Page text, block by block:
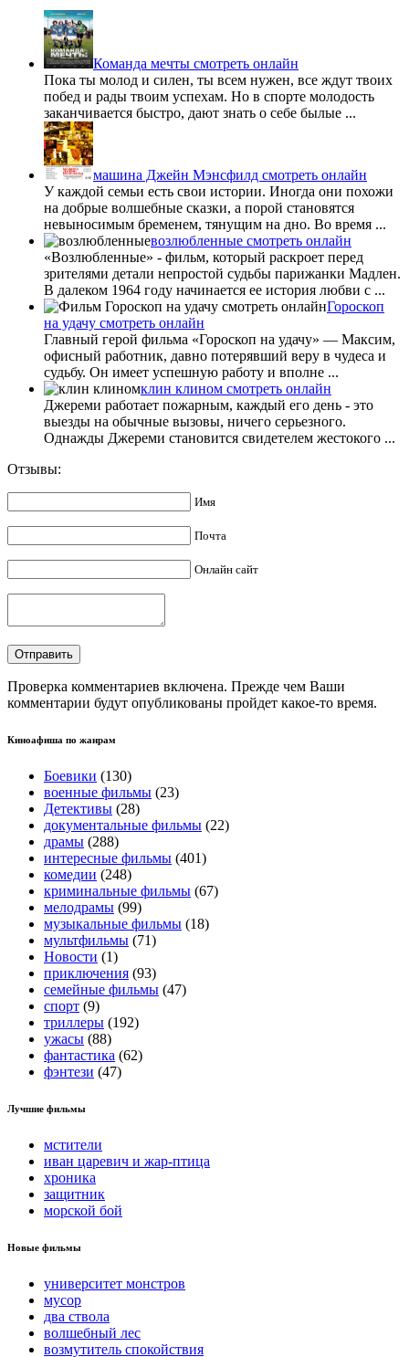
Команда мечты смотреть онлайн
Пока ты молод и силен, ты всем нужен, все ждут твоих
побед и рады твоим успехам. Но в спорте молодость
заканчивается быстро, дают знать о себе былые ...
машина Джейн Мэнсфилд смотреть онлайн
У каждой семьи есть свои истории. Иногда они похожи
на добрые волшебные сказки, а порой становятся
невыносимым бременем, тянущим на дно. Во время ...
возлюбленные смотреть онлайн
«Возлюбленные» - фильм, который раскроет перед
зрителями детали непростой судьбы парижанки Мадлен.
В далеком 1964 году начинается ее история любви с ...
Гороскоп
на удачу смотреть онлайн
Главный герой фильма «Гороскоп на удачу» — Максим,
офисный работник, давно потерявший веру в чудеса и
судьбу. Он имеет успешную работу и вполне ...
клин клином смотреть онлайн
Джереми работает пожарным, каждый его день - это
выезды на обычные вызовы, ничего серьезного.
Однажды Джереми становится свидетелем жестокого ...
Отзывы:
Имя
Почта
Онлайн сайт
Проверка комментариев включена. Прежде чем Ваши
комментарии будут опубликованы пройдет какое-то время.
Киноафиша по жанрам
Боевики (130)
военные фильмы (23)
Детективы (28)
документальные фильмы (22)
драмы (288)
интересные фильмы (401)
комедии (248)
криминальные фильмы (67)
мелодрамы (99)
музыкальные фильмы (18)
мультфильмы (71)
Новости (1)
приключения (93)
семейные фильмы (47)
спорт (9)
триллеры (192)
ужасы (88)
фантастика (62)
фэнтези (47)
Лучшие фильмы
мстители
иван царевич и жар-птица
хроника
защитник
морской бой
Новые фильмы
университет монстров
мусор
два ствола
волшебный лес
возмутитель спокойствия